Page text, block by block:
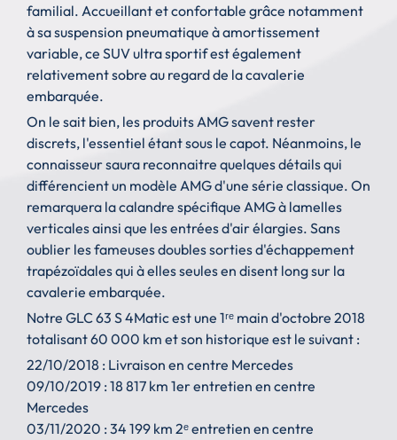
familial. Accueillant et confortable grâce notamment
à sa suspension pneumatique à amortissement
variable, ce SUV ultra sportif est également
relativement sobre au regard de la cavalerie
embarquée.
On le sait bien, les produits AMG savent rester
discrets, l'essentiel étant sous le capot. Néanmoins, le
connaisseur saura reconnaitre quelques détails qui
différencient un modèle AMG d'une série classique. On
remarquera la calandre spécifique AMG à lamelles
verticales ainsi que les entrées d'air élargies. Sans
oublier les fameuses doubles sorties d'échappement
trapézoïdales qui à elles seules en disent long sur la
cavalerie embarquée.
Notre GLC 63 S 4Matic est une 1ʳᵉ main d'octobre 2018
totalisant 60 000 km et son historique est le suivant :
22/10/2018 : Livraison en centre Mercedes
09/10/2019 : 18 817 km 1er entretien en centre
Mercedes
03/11/2020 : 34 199 km 2ᵉ entretien en centre